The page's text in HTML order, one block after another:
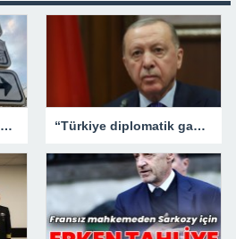
Kızılay tabelasının gençlerle imtihanı! “Türkiye diplomatik gayretlerine devam edecek”